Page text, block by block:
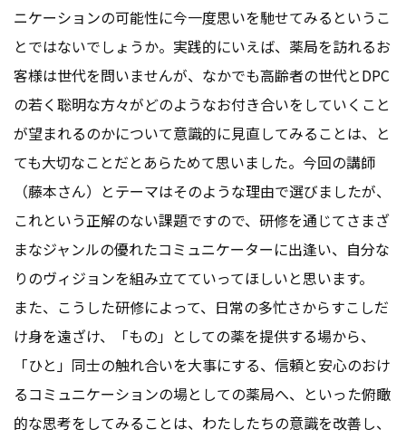
ニケーションの可能性に今一度思いを馳せてみるというこ
とではないでしょうか。実践的にいえば、薬局を訪れるお
客様は世代を問いませんが、なかでも高齢者の世代とDPC
の若く聡明な方々がどのようなお付き合いをしていくこと
が望まれるのかについて意識的に見直してみることは、と
ても大切なことだとあらためて思いました。今回の講師
（藤本さん）とテーマはそのような理由で選びましたが、
これという正解のない課題ですので、研修を通じてさまざ
まなジャンルの優れたコミュニケーターに出逢い、自分な
りのヴィジョンを組み立てていってほしいと思います。
また、こうした研修によって、日常の多忙さからすこしだ
け身を遠ざけ、「もの」としての薬を提供する場から、
「ひと」同士の触れ合いを大事にする、信頼と安心のおけ
るコミュニケーションの場としての薬局へ、といった俯瞰
的な思考をしてみることは、わたしたちの意識を改善し、